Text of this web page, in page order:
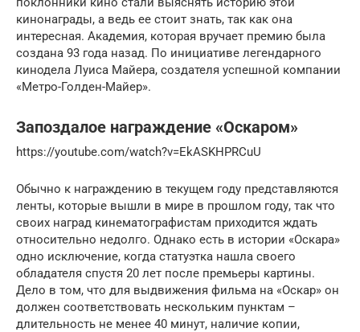
кинонаграды, а ведь ее стоит знать, так как она
интересная. Академия, которая вручает премию была
создана 93 года назад. По инициативе легендарного
кинодела Луиса Майера, создателя успешной компании
«Метро-Голден-Майер».
Запоздалое награждение «Оскаром»
https://youtube.com/watch?v=EkASKHPRCuU
Обычно к награждению в текущем году представляются
ленты, которые вышли в мире в прошлом году, так что
своих наград кинематографистам приходится ждать
относительно недолго. Однако есть в истории «Оскара»
одно исключение, когда статуэтка нашла своего
обладателя спустя 20 лет после премьеры картины.
Дело в том, что для выдвижения фильма на «Оскар» он
должен соответствовать нескольким пунктам –
длительность не менее 40 минут, наличие копии,